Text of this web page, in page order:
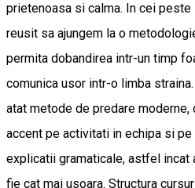
prietenoasa si calma. In cei peste
reusit sa ajungem la o
permita dobandirea intr-un timp
comunica usor intr-o limba
atat metode de predare
accent pe activitati in echipa si
explicatii gramaticale, astfel incat
fie cat mai usoara. Structura